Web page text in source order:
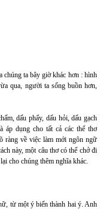
ta bây giờ khác hơn : hình
qua, người ta sống buồn hơn,
dấu phẩy, dấu hỏi, dấu gạch
dụng cho tất cả các thể thơ
ràng về việc làm mới ngôn ngữ
này, một câu thơ có thể chở đi
cho chúng thêm nghĩa khác.
từ một ý biến thành hai ý. Anh